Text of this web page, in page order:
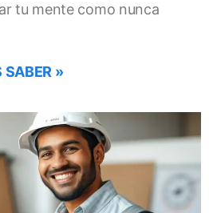
tu mente como nunca
SABER »